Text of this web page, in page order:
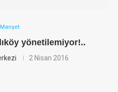
Manşet
yönetilemiyor!..
2 Nisan 2016